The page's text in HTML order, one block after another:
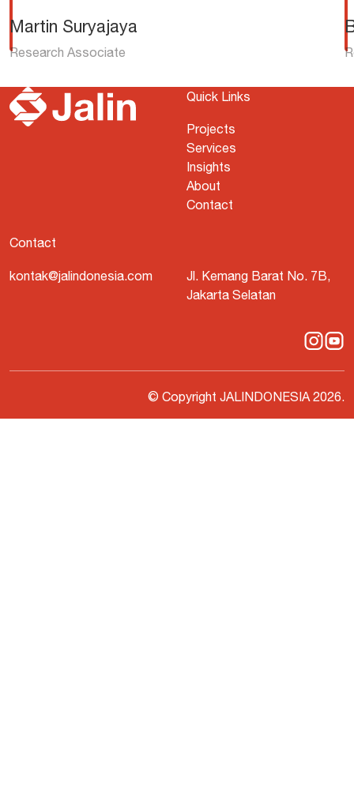
Martin Suryajaya
Research Associate
Quick Links
Projects
Services
Insights
About
Contact
Contact
kontak@jalindonesia.com
Jl. Kemang Barat No. 7B,
Jakarta Selatan
© Copyright JALINDONESIA 2026.